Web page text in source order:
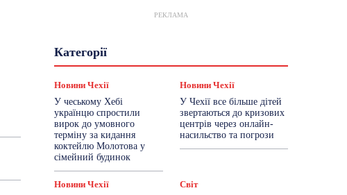
РЕКЛАМА
КатегоріїГастрогід
Знай Чехію
Новини України
Новини Чехії
Політика
Робота
Сад та город
Світ
Спорт ТехноМанія
Топ-новини
Фоторепортаж
Більше
Новини Чехії
У чеському Хебі
українцю спростили
вирок до умовного
терміну за кидання
коктейлю Молотова у
сімейний будинок
Новини Чехії
У Чехії все більше дітей
звертаються до кризових
центрів через онлайн-
насильство та погрози
Новини Чехії
Світ